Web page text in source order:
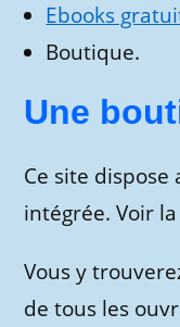
Ebooks
Boutique.
Une
Ce site dispose
intégrée. Voir
Vous y
de tous les